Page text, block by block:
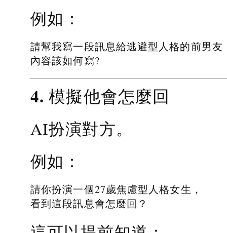
例如：
請幫我寫一段訊息給逃避型人格的前男友
內容該如何寫?
4. 模擬他會怎麼回
AI扮演對方。
例如：
請你扮演一個27歲焦慮型人格女生，
看到這段訊息會怎麼回？